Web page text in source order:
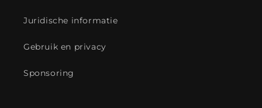
Juridische informatie
Gebruik en privacy
Sponsoring